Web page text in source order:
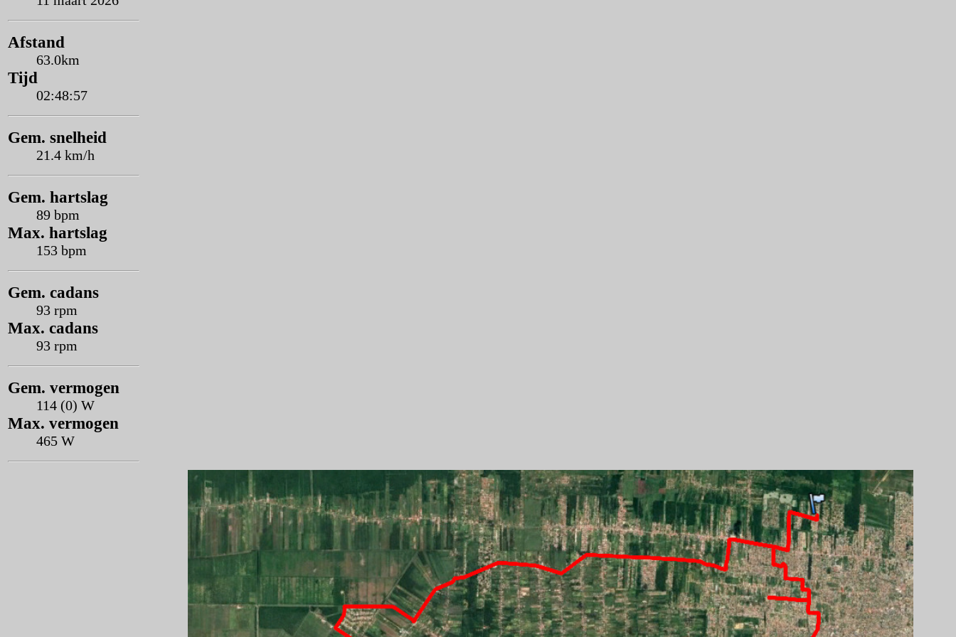
Afstand
63.0km
Tijd
02:48:57
Gem. snelheid
21.4 km/h
Gem. hartslag
89 bpm
Max. hartslag
153 bpm
Gem. cadans
93 rpm
Max. cadans
93 rpm
Gem. vermogen
114 (0) W
Max. vermogen
465 W